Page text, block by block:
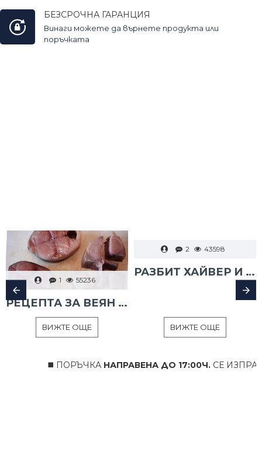
БЕЗСРОЧНА ГАРАНЦИЯ
Винаги можете да върнете продукта или
поръчката
1 55236
РЕЦЕПТА ЗА ВЕЯН ПАЛАМУД
ВИЖТЕ ОЩЕ
2 43598
РАЗБИТ ХАЙВЕР И ТАРАМА
ВИЖТЕ ОЩЕ
◼️ ПОРЪЧКАНАПРАВЕНА ДО 17:00Ч.СЕ